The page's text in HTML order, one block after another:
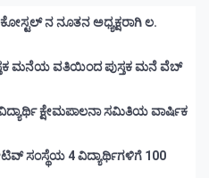
ನ ನೂತನ ಅಧ್ಯಕ್ಷರಾಗಿ ಲ.
ಮನೆಯ ವತಿಯಿಂದ ಪುಸ್ತಕ ಮನೆ ವೆಬ್
ಕ್ಷೇಮಪಾಲನಾ ಸಮಿತಿಯ ವಾರ್ಷಿಕ
ಸಂಸ್ಥೆಯ 4 ವಿದ್ಯಾರ್ಥಿಗಳಿಗೆ 100